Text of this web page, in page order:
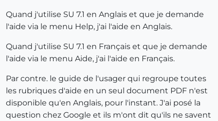
Quand j'utilise SU 7.1 en Anglais et que je demande
l'aide via le menu Help, j'ai l'aide en Anglais.
Quand j'utilise SU 7.1 en Français et que je demande
l'aide via le menu Aide, j'ai l'aide en Français.
Par contre. le guide de l'usager qui regroupe toutes
les rubriques d'aide en un seul document PDF n'est
disponible qu'en Anglais, pour l'instant. J'ai posé la
question chez Google et ils m'ont dit qu'ils ne savent